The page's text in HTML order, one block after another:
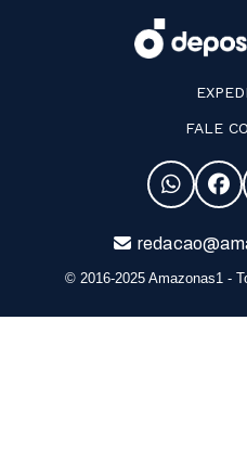
FALE
© 2016-2025 Amazonas1 -